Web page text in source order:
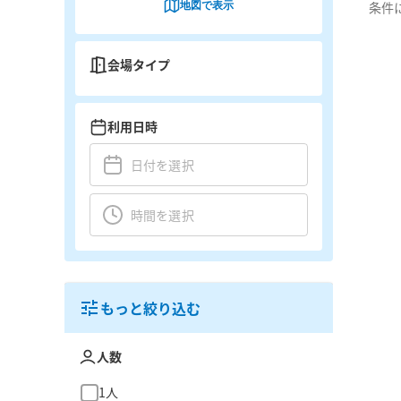
条件
地図で表示
会場タイプ
利用日時
もっと絞り込む
人数
1人